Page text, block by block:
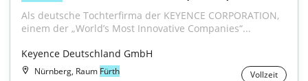
Als deutsche Tochterfirma der KEYENCE CORPORATION,
einem der „World’s Most Innovative Companies“...
Keyence Deutschland GmbH
Nürnberg, Raum Fürth Vollzeit